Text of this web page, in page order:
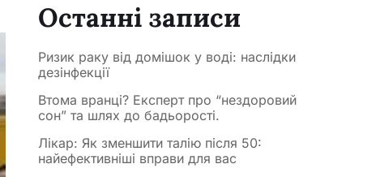
Останні записи
Ризик раку від домішок у воді: наслідки
дезінфекції
Втома вранці? Експерт про “нездоровий
сон” та шлях до бадьорості.
Лікар: Як зменшити талію після 50:
найефективніші вправи для вас